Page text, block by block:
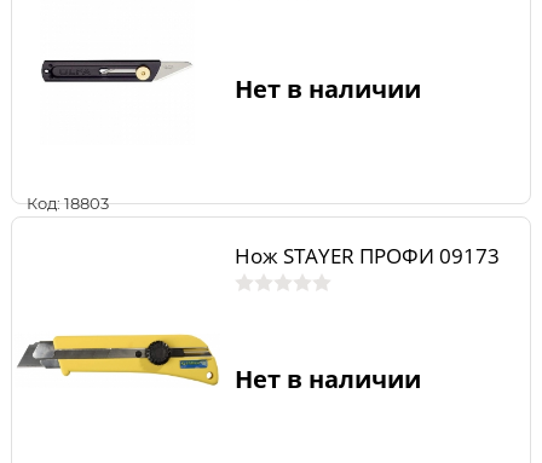
Код: 18803
Нет в наличии
Нож STAYER ПРОФИ 09173
Нет в наличии